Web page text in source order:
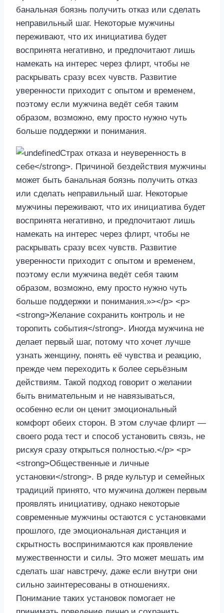
банальная боязнь получить отказ или сделать
неправильный шаг. Некоторые мужчины
переживают, что их инициатива будет
воспринята негативно, и предпочитают лишь
намекать на интерес через флирт, чтобы не
раскрывать сразу всех чувств. Развитие
уверенности приходит с опытом и временем,
поэтому если мужчина ведёт себя таким
образом, возможно, ему просто нужно чуть
больше поддержки и понимания.